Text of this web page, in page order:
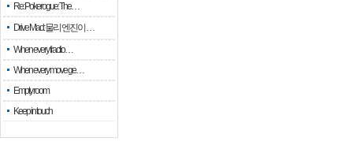
Re: Pokerogue: The…
Drive Mad: 물리 엔진이 …
When every fractio…
When every move ge…
Empty room
Keep in touch